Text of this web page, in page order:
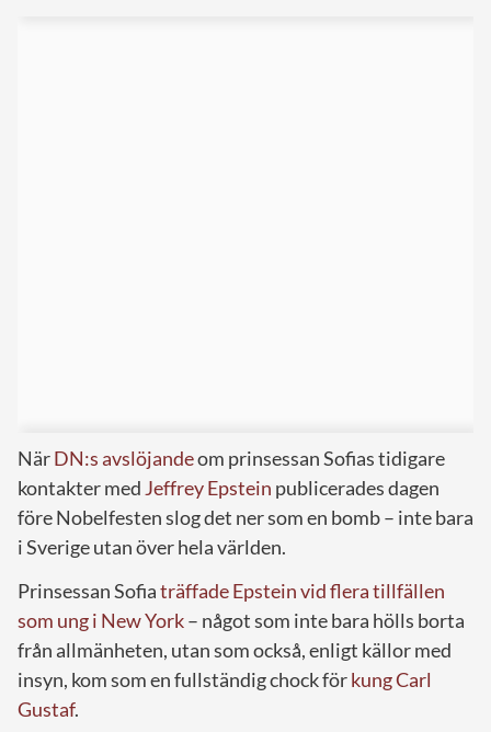
NärDN:s avslöjandeom prinsessan Sofias tidigare
kontakter med Jeffrey Epstein publicerades dagen
före Nobelfesten slog det ner som en bomb – inte bara
i Sverige utan över hela världen.
Prinsessan Sofiaträffade Epstein vid flera tillfällen
som ung i New York– något som inte bara hölls borta
från allmänheten, utan som också, enligt källor med
insyn, kom som en fullständig chock förkung Carl
Gustaf.